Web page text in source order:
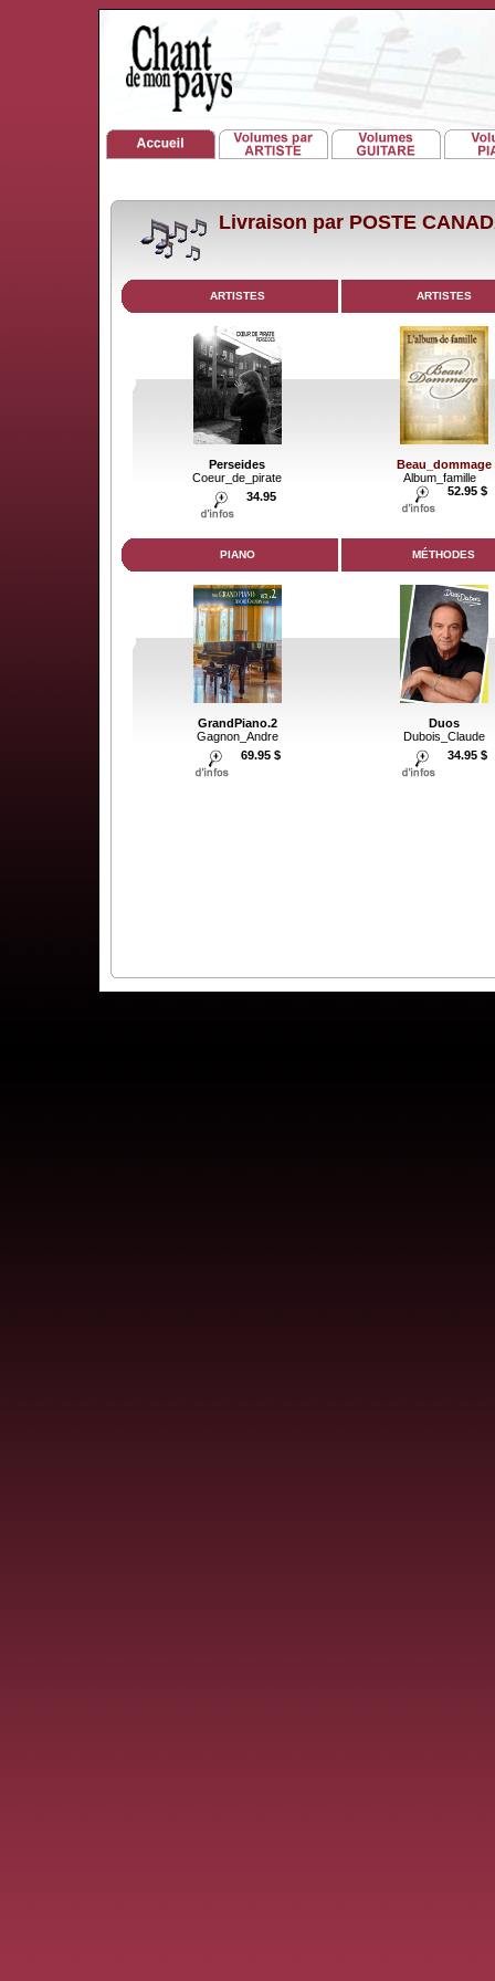
Livraison par POSTE
ARTISTES ARTISTES
Perseides
Coeur_de_pirate
34.95
Beau_dommage
Album_famille
52.95 $
PIANO MÉTHODES
GrandPiano.2
Gagnon_Andre
69.95 $
Duos
Dubois_Claude
34.95 $